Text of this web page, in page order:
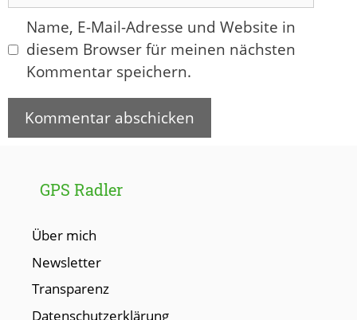
Name, E-Mail-Adresse und Website in
diesem Browser für meinen nächsten
Kommentar speichern.
GPS Radler
Über mich
Newsletter
Transparenz
Datenschutzerklärung